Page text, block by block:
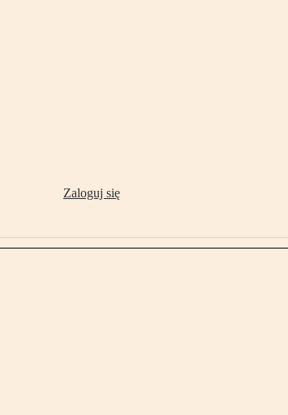
Zaloguj się